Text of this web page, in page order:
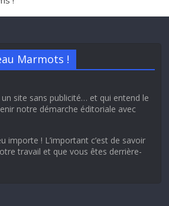
Marmots !
site sans publicité… et qui entend le
notre démarche éditoriale avec
importe ! L’important c’est de savoir
travail et que vous êtes derrière-